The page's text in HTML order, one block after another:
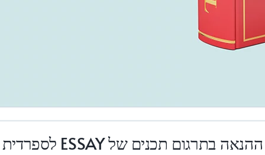
לספרדית ESSAY ההנאה בתרגום תכנים של